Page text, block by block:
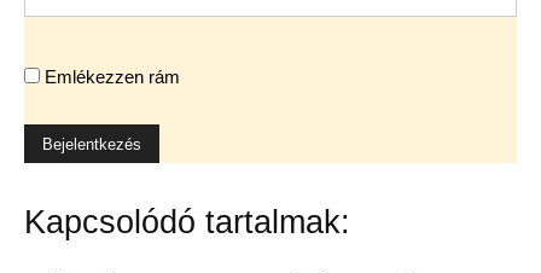
Emlékezzen rám
Kapcsolódó tartalmak: